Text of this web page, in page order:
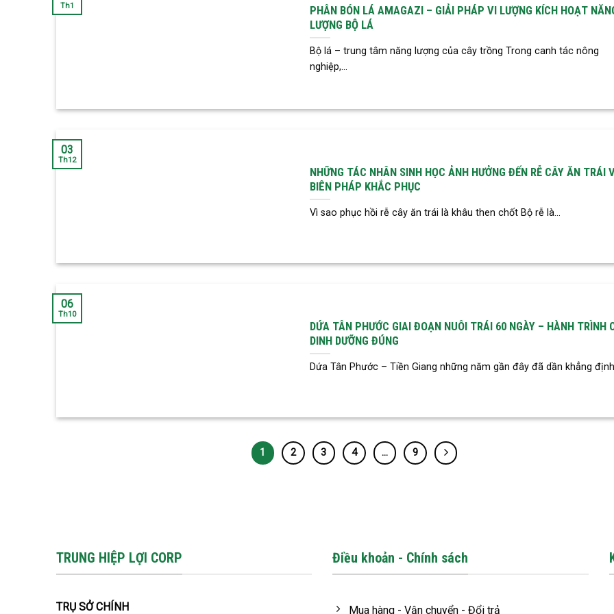
PHÂN BÓN LÁ AMAGAZI – GIẢI PHÁP VI LƯỢNG KÍCH HOẠT
LƯỢNG BỘ LÁ
Bộ lá – trung tâm năng lượng của cây trồng Trong canh tác nông
nghiệp,...
Th1
NHỮNG TÁC NHÂN SINH HỌC ẢNH HƯỞNG ĐẾN RỄ CÂY ĂN TRÁI
BIÊN PHÁP KHẮC PHỤC
Vì sao phục hồi rễ cây ăn trái là khâu then chốt Bộ rễ là...
03
Th12
DỨA TÂN PHƯỚC GIAI ĐOẠN NUÔI TRÁI 60 NGÀY – HÀNH TRÌNH
DINH DƯỠNG ĐÚNG
Dứa Tân Phước – Tiền Giang những năm gần đây đã dần khẳng
06
Th10
1 2 3 4 … 9
TRUNG HIỆP LỢI CORP
TRỤ SỞ CHÍNH
Điều khoản - Chính sách
Mua hàng - Vận chuyển - Đổi trả